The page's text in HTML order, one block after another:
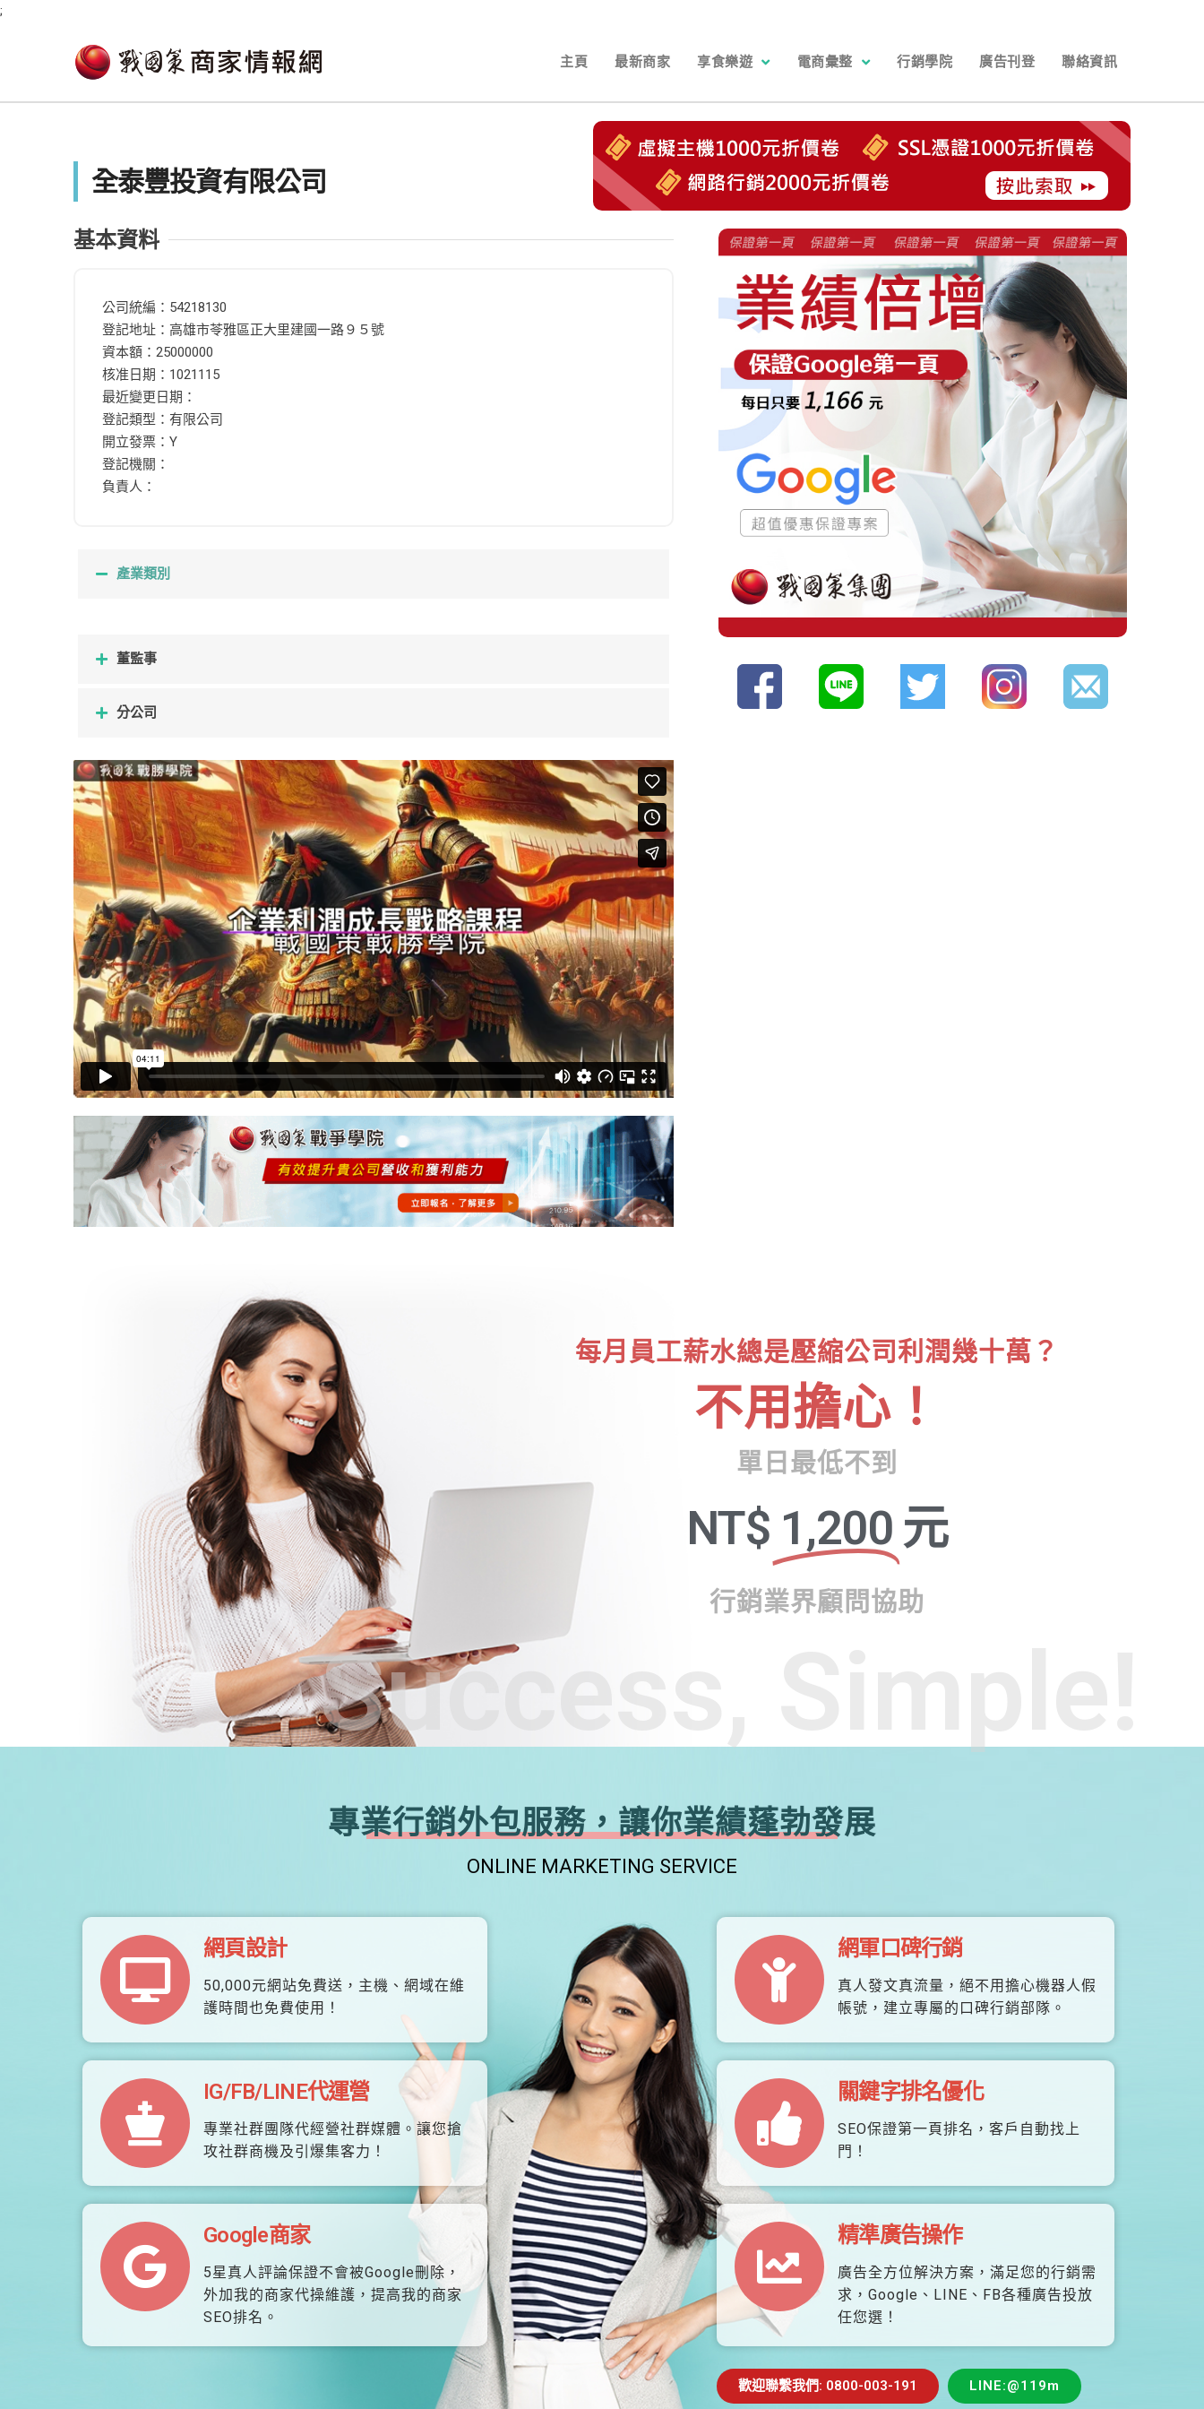
;
主頁 最新商家 享食樂遊 電商彙整 行銷學院 廣告刊登 聯絡資訊
全泰豐投資有限公司
基本資料
公司統編：54218130
登記地址：高雄市苓雅區正大里建國一路９５號
資本額：25000000
核准日期：1021115
最近變更日期：
登記類型：有限公司
開立發票：Y
登記機關：
負責人：
產業類別
董監事
分公司
Success, Simple!
每月員工薪水總是壓縮公司利潤幾十萬？
不用擔心！
單日最低不到
NT$ 1,200 元
行銷業界顧問協助
專業行銷外包服務，讓你業績蓬勃發展
ONLINE MARKETING SERVICE
網頁設計
50,000元網站免費送，主機、網域在維
護時間也免費使用！
IG/FB/LINE代運營
專業社群團隊代經營社群媒體。讓您搶
攻社群商機及引爆集客力！
Google商家
5星真人評論保證不會被Google刪除，
外加我的商家代操維護，提高我的商家
SEO排名。
網軍口碑行銷
真人發文真流量，絕不用擔心機器人假
帳號，建立專屬的口碑行銷部隊。
關鍵字排名優化
SEO保證第一頁排名，客戶自動找上
門！
精準廣告操作
廣告全方位解決方案，滿足您的行銷需
求，Google、LINE、FB各種廣告投放
任您選！
歡迎聯繫我們: 0800-003-191 LINE:@119m